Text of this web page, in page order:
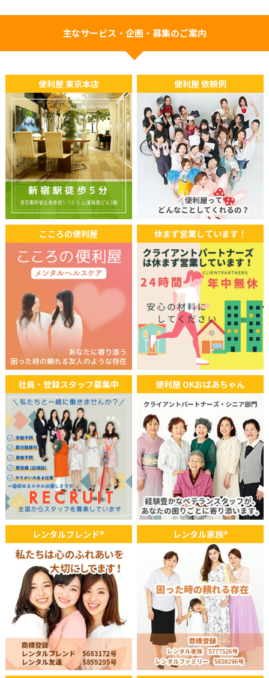
主なサービス・企画・募集のご案内
便利屋 東京本店 便利屋 依頼例
こころの便利屋 休まず営業しています！
社員・登録スタッフ募集中 便利屋 OKおばあちゃん
レンタルフレンド® レンタル家族®